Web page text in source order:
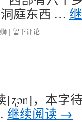
庭东西 …
| 留下评论
[ʐən]，本字
继续阅读 →